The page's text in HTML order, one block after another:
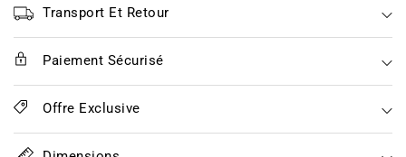
au
Sense
-
HotFarm
au
Sense
-
HotFarm
Transport Et Retour
Paiement Sécurisé
Offre Exclusive